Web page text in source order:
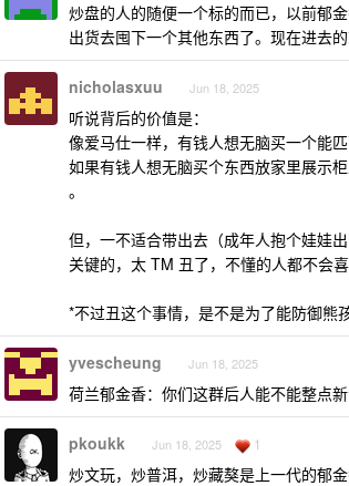
炒盘的人的随便一个标的而已，以前郁
出货去囤下一个其他东西了。现在进去
nicholasxuu Jun 18, 2025
听说背后的价值是：
像爱马仕一样，有钱人想无脑买一个能
如果有钱人想无脑买个东西放家里展示
。
但，一不适合带出去（成年人抱个娃娃
关键的，太 TM 丑了，不懂的人都不会喜
*不过丑这个事情，是不是为了能防御熊
yvescheung Jun 18, 2025
荷兰郁金香：你们这群后人能不能整点新
pkoukk Jun 18, 2025 1
炒文玩，炒普洱，炒藏獒是上一代的郁